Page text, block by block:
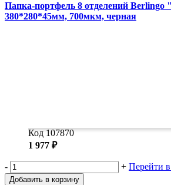
Папка-портфель 8 отделений
380*280*45мм, 700мкм, черная
Код 107870
1 977 ₽
- + Перейти
Добавить в корзину